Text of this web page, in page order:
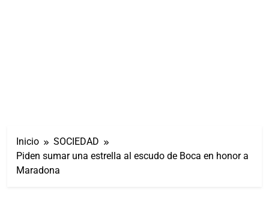
Inicio
SOCIEDAD
Piden sumar una estrella al escudo de Boca en honor a
Maradona